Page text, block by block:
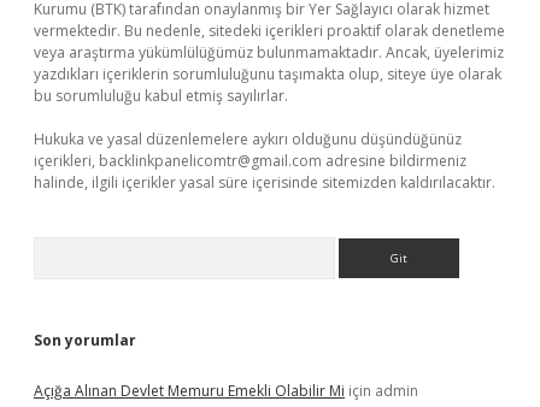
Kurumu (BTK) tarafından onaylanmış bir Yer Sağlayıcı olarak hizmet
vermektedir. Bu nedenle, sitedeki içerikleri proaktif olarak denetleme
veya araştırma yükümlülüğümüz bulunmamaktadır. Ancak, üyelerimiz
yazdıkları içeriklerin sorumluluğunu taşımakta olup, siteye üye olarak
bu sorumluluğu kabul etmiş sayılırlar.
Hukuka ve yasal düzenlemelere aykırı olduğunu düşündüğünüz
içerikleri, backlinkpanelicomtr@gmail.com adresine bildirmeniz
halinde, ilgili içerikler yasal süre içerisinde sitemizden kaldırılacaktır.
Son yorumlar
Açığa Alınan Devlet Memuru Emekli Olabilir Mi için admin